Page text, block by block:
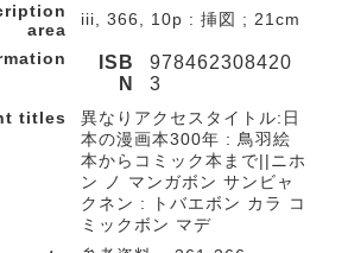
area
iii, 366, 10p : 挿図 ; 21cm
ISB
N
978462308420
3
titles
異なりアクセスタイトル:日
本の漫画本300年 : 鳥羽絵
本からコミック本まで||ニホ
ン ノ マンガボン サンビャ
クネン : トバエボン カラ コ
ミックボン マデ